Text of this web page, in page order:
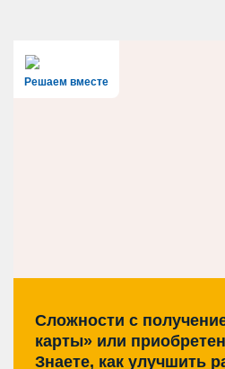
Решаем вместе
Сложности с
карты» или
Знаете, как улучшить